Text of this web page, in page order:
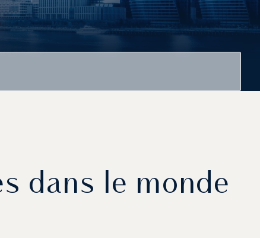
dans le monde